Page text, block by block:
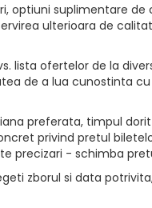
optiuni suplimentare
ulterioara de
lista ofertelor de la
de a lua cunostinta
preferata, timpul
privind pretul
precizari - schimba
zborul si data